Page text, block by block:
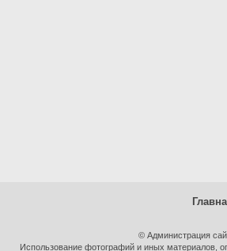
© Администрация
Использование фотографий и иных материалов,